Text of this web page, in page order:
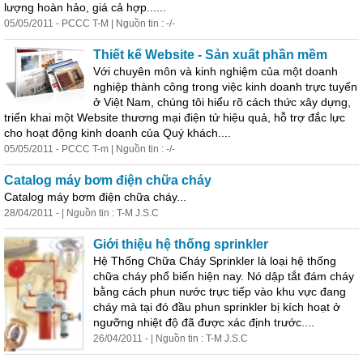
lượng hoàn hảo, giá cả hợp......
05/05/2011 - PCCC T-M | Nguồn tin : -/-
Thiết kế Website - Sản xuất phần mềm
Với chuyên môn và kinh nghiệm của một doanh
nghiệp thành công trong việc kinh doanh trực tuyến
ở Việt Nam, chúng tôi hiểu rõ cách thức xây dựng,
triển khai một Website thương mại điện tử hiệu quả, hỗ trợ đắc lực
cho hoạt động kinh doanh của Quý khách....
05/05/2011 - PCCC T-m | Nguồn tin : -/-
Catalog máy bơm điện chữa cháy
Catalog máy bơm điện chữa cháy...
28/04/2011 - | Nguồn tin : T-M J.S.C
Giới thiệu hệ thống sprinkler
Hệ Thống Chữa Cháy Sprinkler là loại hệ thống
chữa cháy phổ biến hiện nay. Nó dập tắt đám cháy
bằng cách phun nước trực tiếp vào khu vực đang
cháy mà tại đó đầu phun sprinkler bị kích hoạt ở
ngưỡng nhiệt độ đã được xác định trước....
26/04/2011 - | Nguồn tin : T-M J.S.C